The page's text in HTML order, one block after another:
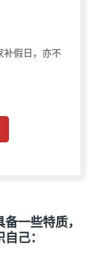
补假日，亦不
一些特质，
己：